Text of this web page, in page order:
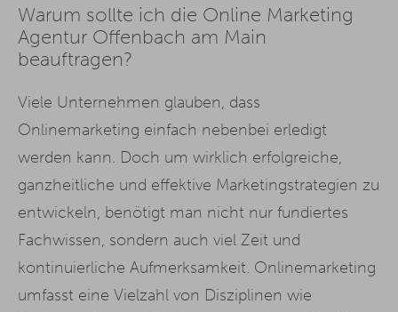
Warum sollte ich die Online Marketing
Agentur Offenbach am Main
beauftragen?
Viele Unternehmen glauben, dass
Onlinemarketing einfach nebenbei erledigt
werden kann. Doch um wirklich erfolgreiche,
ganzheitliche und effektive Marketingstrategien zu
entwickeln, benötigt man nicht nur fundiertes
Fachwissen, sondern auch viel Zeit und
kontinuierliche Aufmerksamkeit. Onlinemarketing
umfasst eine Vielzahl von Disziplinen wie